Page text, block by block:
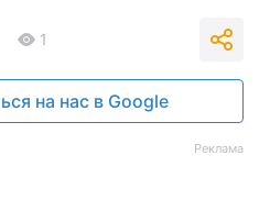
1
на нас в Google
Реклама